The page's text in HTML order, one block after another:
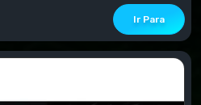
Ir Para